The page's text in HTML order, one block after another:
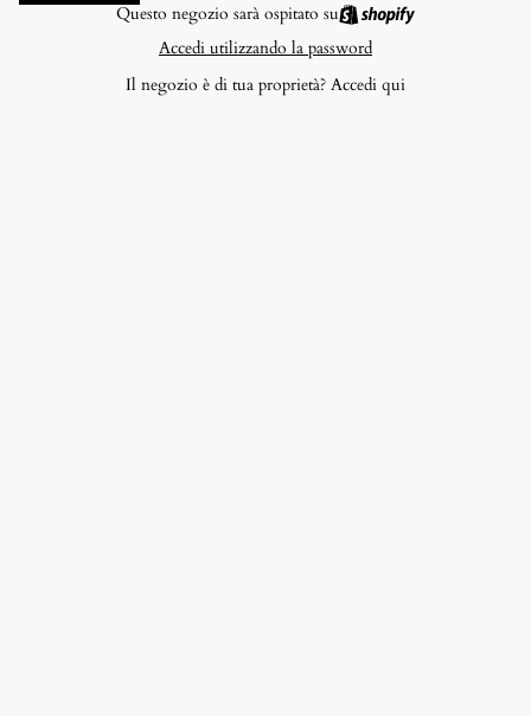
Questo negozio sarà ospitato su
Accedi utilizzando la password
Il negozio è di tua proprietà? Accedi qui